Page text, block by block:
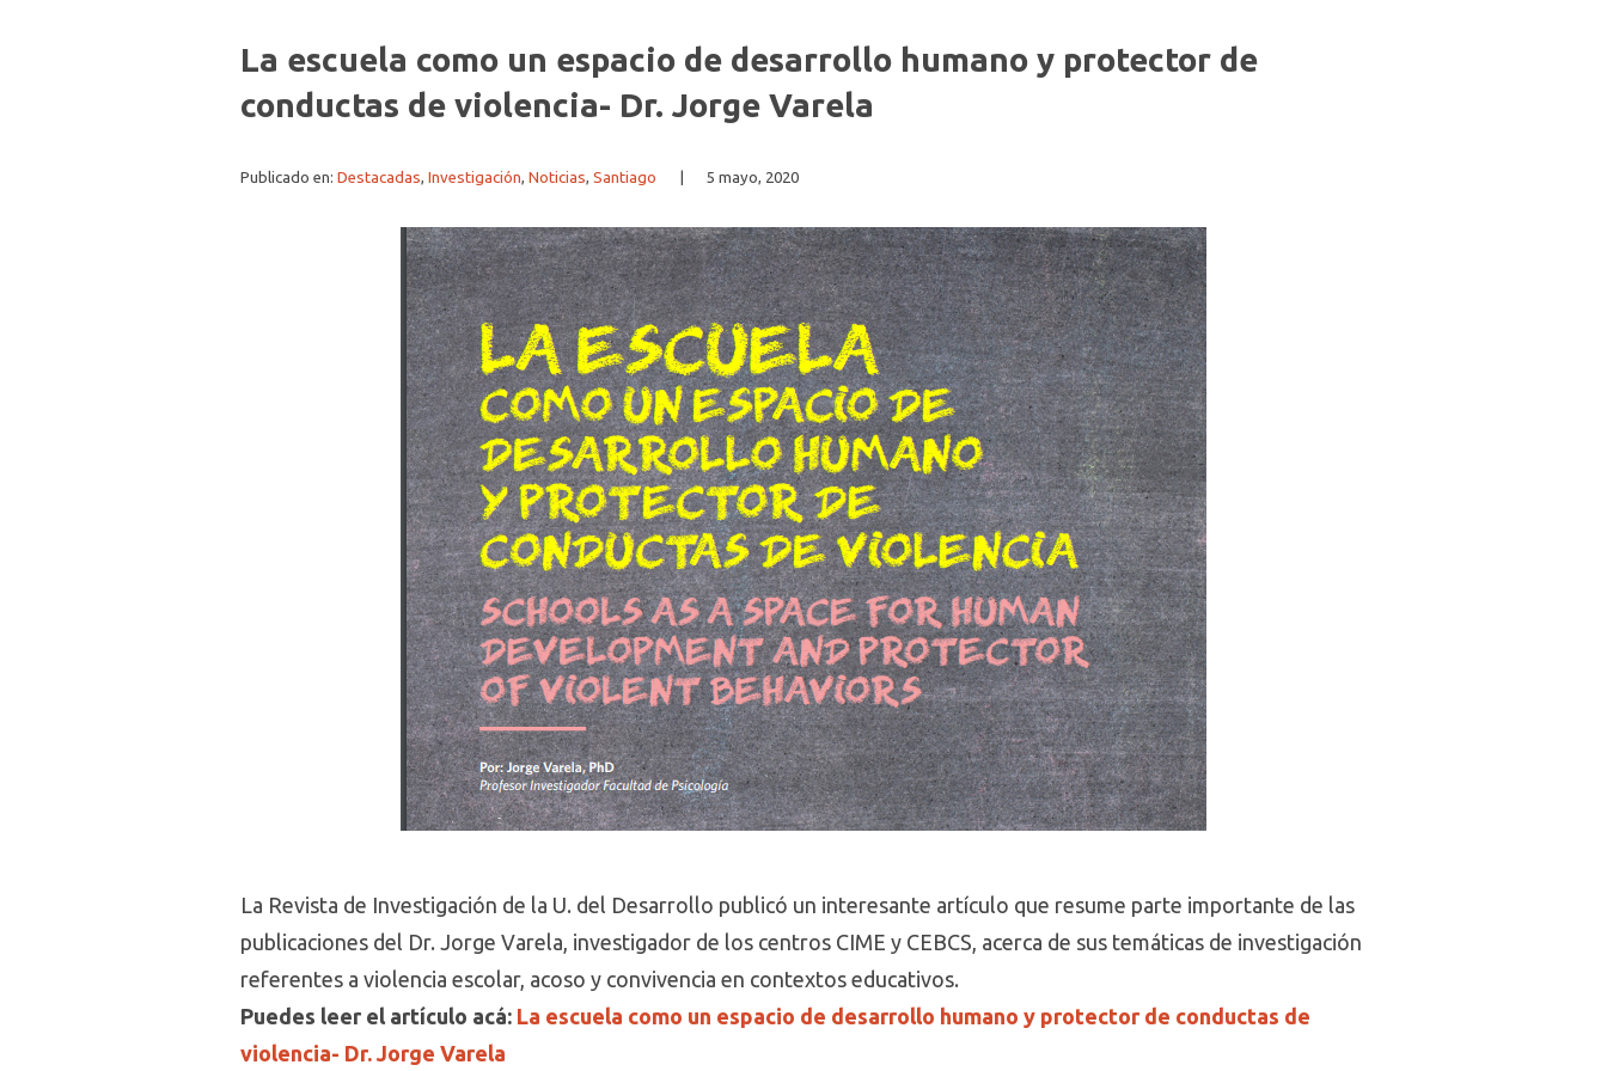
La escuela como un espacio de desarrollo humano y protector de
conductas de violencia- Dr. Jorge Varela
Publicado en: Destacadas, Investigación, Noticias, Santiago 5 mayo, 2020
La Revista de Investigación de la U. del Desarrollo publicó un interesante artículo que resume parte importante de las
publicaciones del Dr. Jorge Varela, investigador de los centros CIME y CEBCS, acerca de sus temáticas de investigación
referentes a violencia escolar, acoso y convivencia en contextos educativos.
Puedes leer el artículo acá: La escuela como un espacio de desarrollo humano y protector de conductas de
violencia- Dr. Jorge Varela